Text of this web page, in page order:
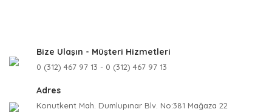
Bize Ulaşın - Müşteri Hizmetleri
0 (312) 467 97 13 - 0 (312) 467 97 13
Adres
Konutkent Mah. Dumlupınar Blv. No:381 Mağaza 22